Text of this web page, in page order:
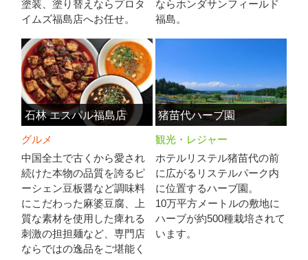
塗装、塗り替えならプロタ
イムズ福島店へお任せ。
ならホンダサンフィールド
福島。
石林 エスパル福島店
グルメ
中国全土で古くから愛され
続けた本物の品質を誇るピ
ーシェン豆板醤など調味料
にこだわった麻婆豆腐、上
質な素材を使用した痺れる
刺激の担担麺など、専門店
ならではの逸品をご堪能く
猪苗代ハーブ園
観光・レジャー
ホテルリステル猪苗代の前
に広がるリステルパーク内
に位置するハーブ園。
10万平方メートルの敷地に
ハーブが約500種栽培されて
います。